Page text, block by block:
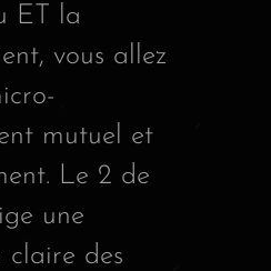
ET la
vous allez
mutuel et
Le 2 de
une
des